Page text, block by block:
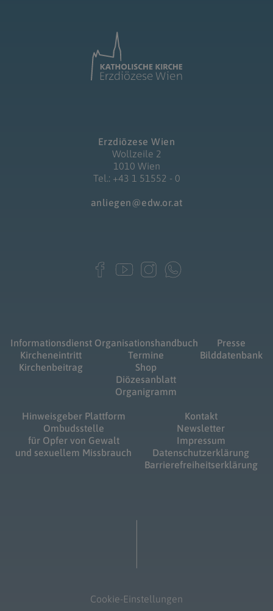
Erzdiözese Wien
Wollzeile 2
1010 Wien
Tel.: +43 1 51552 - 0
anliegen@edw.or.at
Informationsdienst
Kircheneintritt
Kirchenbeitrag
Organisationshandbuch
Termine
Shop
Diözesanblatt
Organigramm
Presse
Bilddatenbank
Hinweisgeber Plattform
Ombudsstelle
für Opfer von Gewalt
und sexuellem Missbrauch
Kontakt
Newsletter
Impressum
Datenschutzerklärung
Barrierefreiheitserklärung
Cookie-Einstellungen